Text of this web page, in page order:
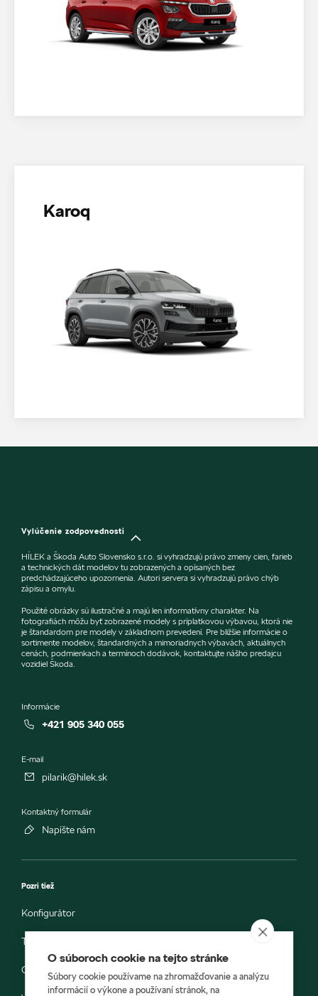
Karoq
Vylúčenie zodpovednosti
HÍLEK a Škoda Auto Slovensko s.r.o. si vyhradzujú právo zmeny cien, farieb
a technických dát modelov tu zobrazených a opísaných bez
predchádzajúceho upozornenia. Autori servera si vyhradzujú právo chýb
zápisu a omylu.
Použité obrázky sú ilustračné a majú len informatívny charakter. Na
fotografiách môžu byť zobrazené modely s príplatkovou výbavou, ktorá nie
je štandardom pre modely v základnom prevedení. Pre bližšie informácie o
sortimente modelov, štandardných a mimoriadnych výbavách, aktuálnych
cenách, podmienkach a termínoch dodávok, kontaktujte nášho predajcu
vozidiel Škoda.
Informácie
+421 905 340 055
E-mail
pilarik@hilek.sk
Kontaktný formulár
Napíšte nám
Pozri tiež
Konfigurátor
Testovacia jazda
Objednávka do servisu
O súboroch cookie na tejto stránke
Súbory cookie používame na zhromažďovanie a analýzu
informácií o výkone a používaní stránok, na